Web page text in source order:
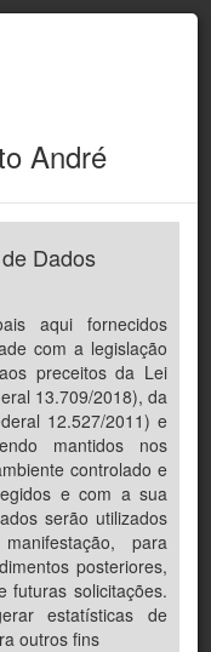
André
Dados
aqui fornecidos
com a legislação
preceitos da Lei
13.709/2018), da
12.527/2011) e
mantidos nos
controlado e
e com a sua
serão utilizados
para
posteriores,
futuras solicitações.
estatísticas de
outros fins